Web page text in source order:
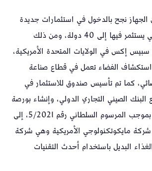
الجهاز نجح بالدخول في استثمارات جديدة
ليصل عدد الدول التي يستثمر فيها إلى 40 دولة، ومن ذلك
إكس في الولايات المتحدة الأمريكية،
الفضاء تعمل في قطاع صناعة
كما تم تأسيس صندوق للاستثمار في
الصيني التجاري الدولي، وإنشاء بورصة
مسقط التي أنشئت بموجب المرسوم السلطاني رقم 5/2021، إلى
مايكوتكنولوجي الأمريكية وهي شركة
البديل باستخدام أحدث التقنيات